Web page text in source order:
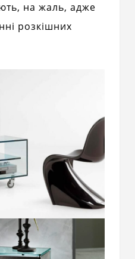
на жаль, адже
розкішних